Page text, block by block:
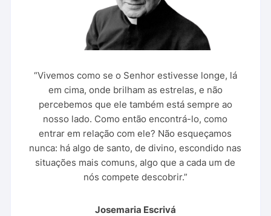
“Vivemos como se o Senhor estivesse longe, lá
em cima, onde brilham as estrelas, e não
percebemos que ele também está sempre ao
nosso lado. Como então encontrá-lo, como
entrar em relação com ele? Não esqueçamos
nunca: há algo de santo, de divino, escondido nas
situações mais comuns, algo que a cada um de
nós compete descobrir.”
Josemaria Escrivá